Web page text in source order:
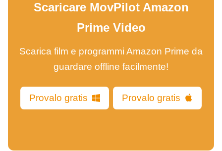
Scaricare MovPilot Amazon
Prime Video
Scarica film e programmi Amazon Prime da
guardare offline facilmente!
Provalo gratis Provalo gratis